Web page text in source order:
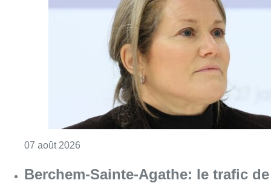
07 août 2026
Berchem-Sainte-Agathe: le trafic de